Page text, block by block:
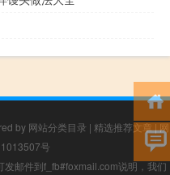
by 网站分类目录 | 精选推荐文章|网
号
邮件到f_fb#foxmail.com说明，我们